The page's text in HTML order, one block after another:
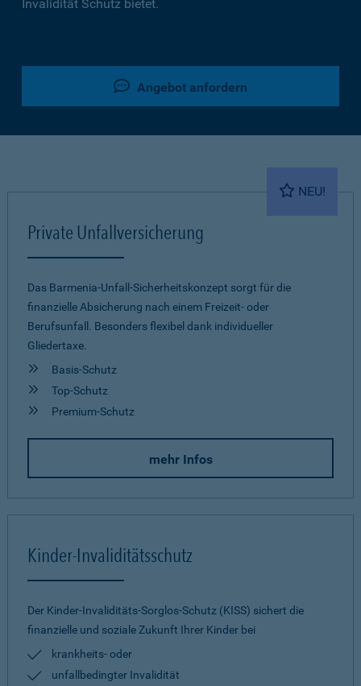
Invalidität Schutz bietet.
Angebot anfordern
NEU!
Private Unfallversicherung
Das Barmenia-Unfall-Sicherheitskonzept sorgt für die
finanzielle Absicherung nach einem Freizeit- oder
Berufsunfall. Besonders flexibel dank individueller
Gliedertaxe.
Basis-Schutz
Top-Schutz
Premium-Schutz
mehr Infos
Kinder-Invaliditätsschutz
Der Kinder-Invaliditäts-Sorglos-Schutz (KISS) sichert die
finanzielle und soziale Zukunft Ihrer Kinder bei
krankheits- oder
unfallbedingter Invalidität